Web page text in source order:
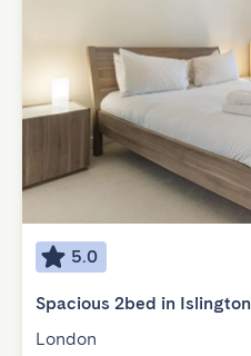
5.0
Spacious 2bed in Islington
London